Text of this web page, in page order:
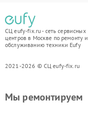
СЦ eufy-fix.ru - сеть сервисных
центров в Москве по ремонту и
обслуживанию техники Eufy
2021-2026 © СЦ eufy-fix.ru
Мы ремонтируем